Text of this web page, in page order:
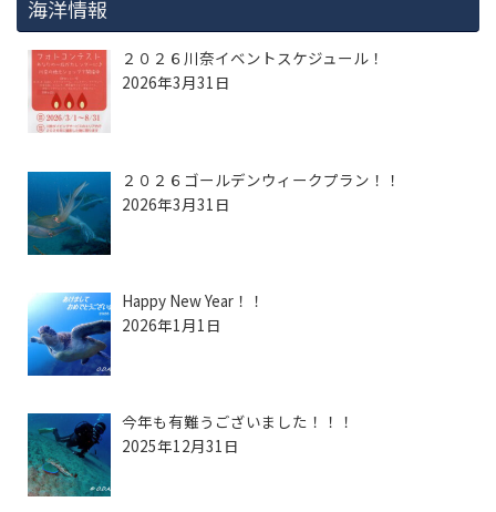
海洋情報
２０２６川奈イベントスケジュール！
2026年3月31日
２０２６ゴールデンウィークプラン！！
2026年3月31日
Happy New Year！！
2026年1月1日
今年も有難うございました！！！
2025年12月31日